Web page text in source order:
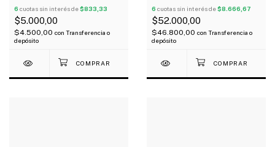
6 cuotas sin interés de$833,33
$5.000,00
$4.500,00 con Transferencia o
depósito
6 cuotas sin interés de$8.666,67
$52.000,00
$46.800,00 con Transferencia o
depósito